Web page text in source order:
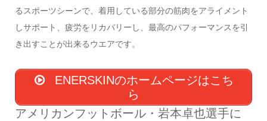
るスポーツシーンで、着用している部分の筋肉をアライメント
しサポート、疲労をリカバリーし、最高のパフォーマンスを引
き出すことが出来るウエアです。
ENERSKINのホームページはこち
ら
アメリカンフットボール・岩本卓也選手に